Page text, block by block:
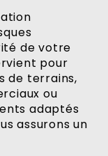
de votre
pour
de terrains,
ou
adaptés
assurons un